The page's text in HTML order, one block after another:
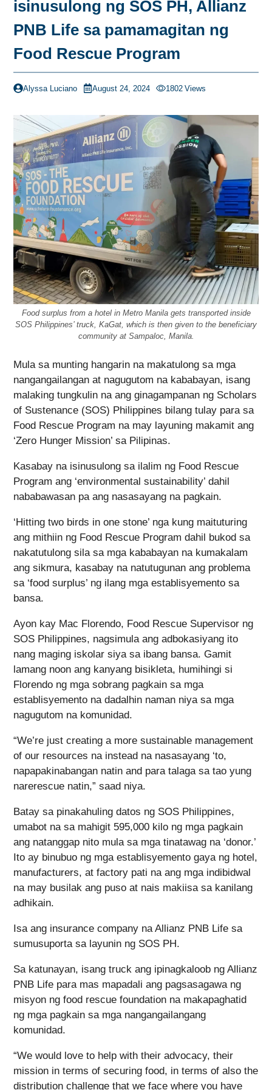
isinusulong ng SOS PH, Allianz
PNB Life sa pamamagitan ng
Food Rescue Program
Alyssa Luciano August 24, 2024 1802 Views
Food surplus from a hotel in Metro Manila gets transported inside
SOS Philippines’ truck, KaGat, which is then given to the beneficiary
community at Sampaloc, Manila.
Mula sa munting hangarin na makatulong sa mga
nangangailangan at nagugutom na kababayan, isang
malaking tungkulin na ang ginagampanan ng Scholars
of Sustenance (SOS) Philippines bilang tulay para sa
Food Rescue Program na may layuning makamit ang
‘Zero Hunger Mission’ sa Pilipinas.
Kasabay na isinusulong sa ilalim ng Food Rescue
Program ang ‘environmental sustainability’ dahil
nababawasan pa ang nasasayang na pagkain.
‘Hitting two birds in one stone’ nga kung maituturing
ang mithiin ng Food Rescue Program dahil bukod sa
nakatutulong sila sa mga kababayan na kumakalam
ang sikmura, kasabay na natutugunan ang problema
sa ‘food surplus’ ng ilang mga establisyemento sa
bansa.
Ayon kay Mac Florendo, Food Rescue Supervisor ng
SOS Philippines, nagsimula ang adbokasiyang ito
nang maging iskolar siya sa ibang bansa. Gamit
lamang noon ang kanyang bisikleta, humihingi si
Florendo ng mga sobrang pagkain sa mga
establisyemento na dadalhin naman niya sa mga
nagugutom na komunidad.
“We’re just creating a more sustainable management
of our resources na instead na nasasayang ‘to,
napapakinabangan natin and para talaga sa tao yung
narerescue natin,” saad niya.
Batay sa pinakahuling datos ng SOS Philippines,
umabot na sa mahigit 595,000 kilo ng mga pagkain
ang natanggap nito mula sa mga tinatawag na ‘donor.’
Ito ay binubuo ng mga establisyemento gaya ng hotel,
manufacturers, at factory pati na ang mga indibidwal
na may busilak ang puso at nais makiisa sa kanilang
adhikain.
Isa ang insurance company na Allianz PNB Life sa
sumusuporta sa layunin ng SOS PH.
Sa katunayan, isang truck ang ipinagkaloob ng Allianz
PNB Life para mas mapadali ang pagsasagawa ng
misyon ng food rescue foundation na makapaghatid
ng mga pagkain sa mga nangangailangang
komunidad.
“We would love to help with their advocacy, their
mission in terms of securing food, in terms of also the
distribution challenge that we face where you have